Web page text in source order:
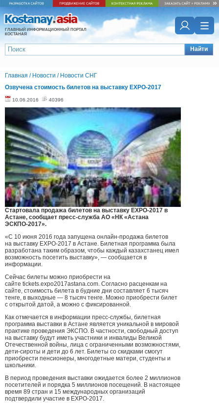
ГЛАВНЫЙ ИНФОРМАЦИОННЫЙ ПОРТАЛ
КОСТАНАЯ
Найти
Главная / Новости / Новости СНГ
Озвучена стоимость билетов на выставку EXPO-2017
10.06.2016 40396
Стартовала продажа билетов на выставку EXPO-2017 в
Астане, сообщает пресс-служба АО «НК «Астана
ЭСКПО-2017».
«С 10 июня 2016 года запущена онлайн-продажа билетов
на выставку EXPO-2017 в Астане. Билетная программа была
разработана таким образом, чтобы каждый казахстанец имел
возможность посетить выставку», — сообщается в
информации.
Сейчас билеты можно приобрести на
сайте tickets.expo2017astana.com. Согласно расценкам на
сайте, стоимость билета в будние дни составляет 6 тысяч
тенге, в выходные — 8 тысяч тенге. Можно приобрести билет
с открытой датой, а можно с фиксированной.
Как отмечается в информации пресс-службы, билетная
программа выставки в Астане является уникальной в мировой
практике проведения ЭКСПО. В частности, свободный доступ
на выставку будут иметь участники и инвалиды Великой
Отечественной войны, лица с ограниченными возможностями,
дети-сироты и дети до 6 лет. Билеты со скидками смогут
приобрести пенсионеры, многодетные матери, студенты и
школьники.
В период проведения выставки ожидается более 2 миллионов
посетителей и порядка 5 миллионов посещений. В настоящее
время 89 стран и 15 международных организаций
подтвердили участие в EXPO-2017.